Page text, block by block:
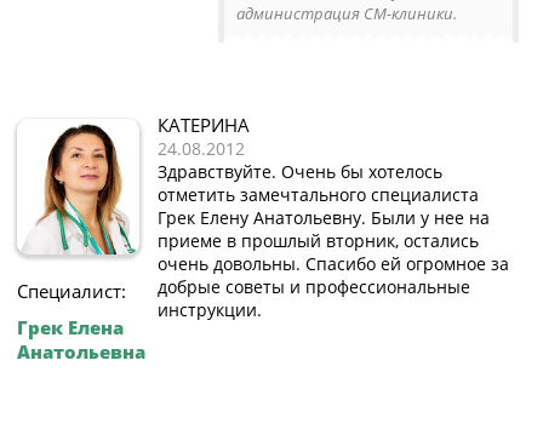
администрация СМ-клиники.
Специалист:
Грек Елена
Анатольевна
КАТЕРИНА
24.08.2012
Здравствуйте. Очень бы хотелось
отметить замечтального специалиста
Грек Елену Анатольевну. Были у нее на
приеме в прошлый вторник, остались
очень довольны. Спасибо ей огромное за
добрые советы и профессиональные
инструкции.